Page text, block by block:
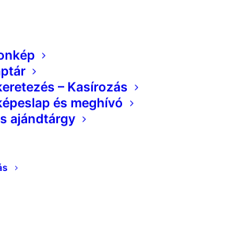
– Kasírozás
és meghívó
ajándtárgy